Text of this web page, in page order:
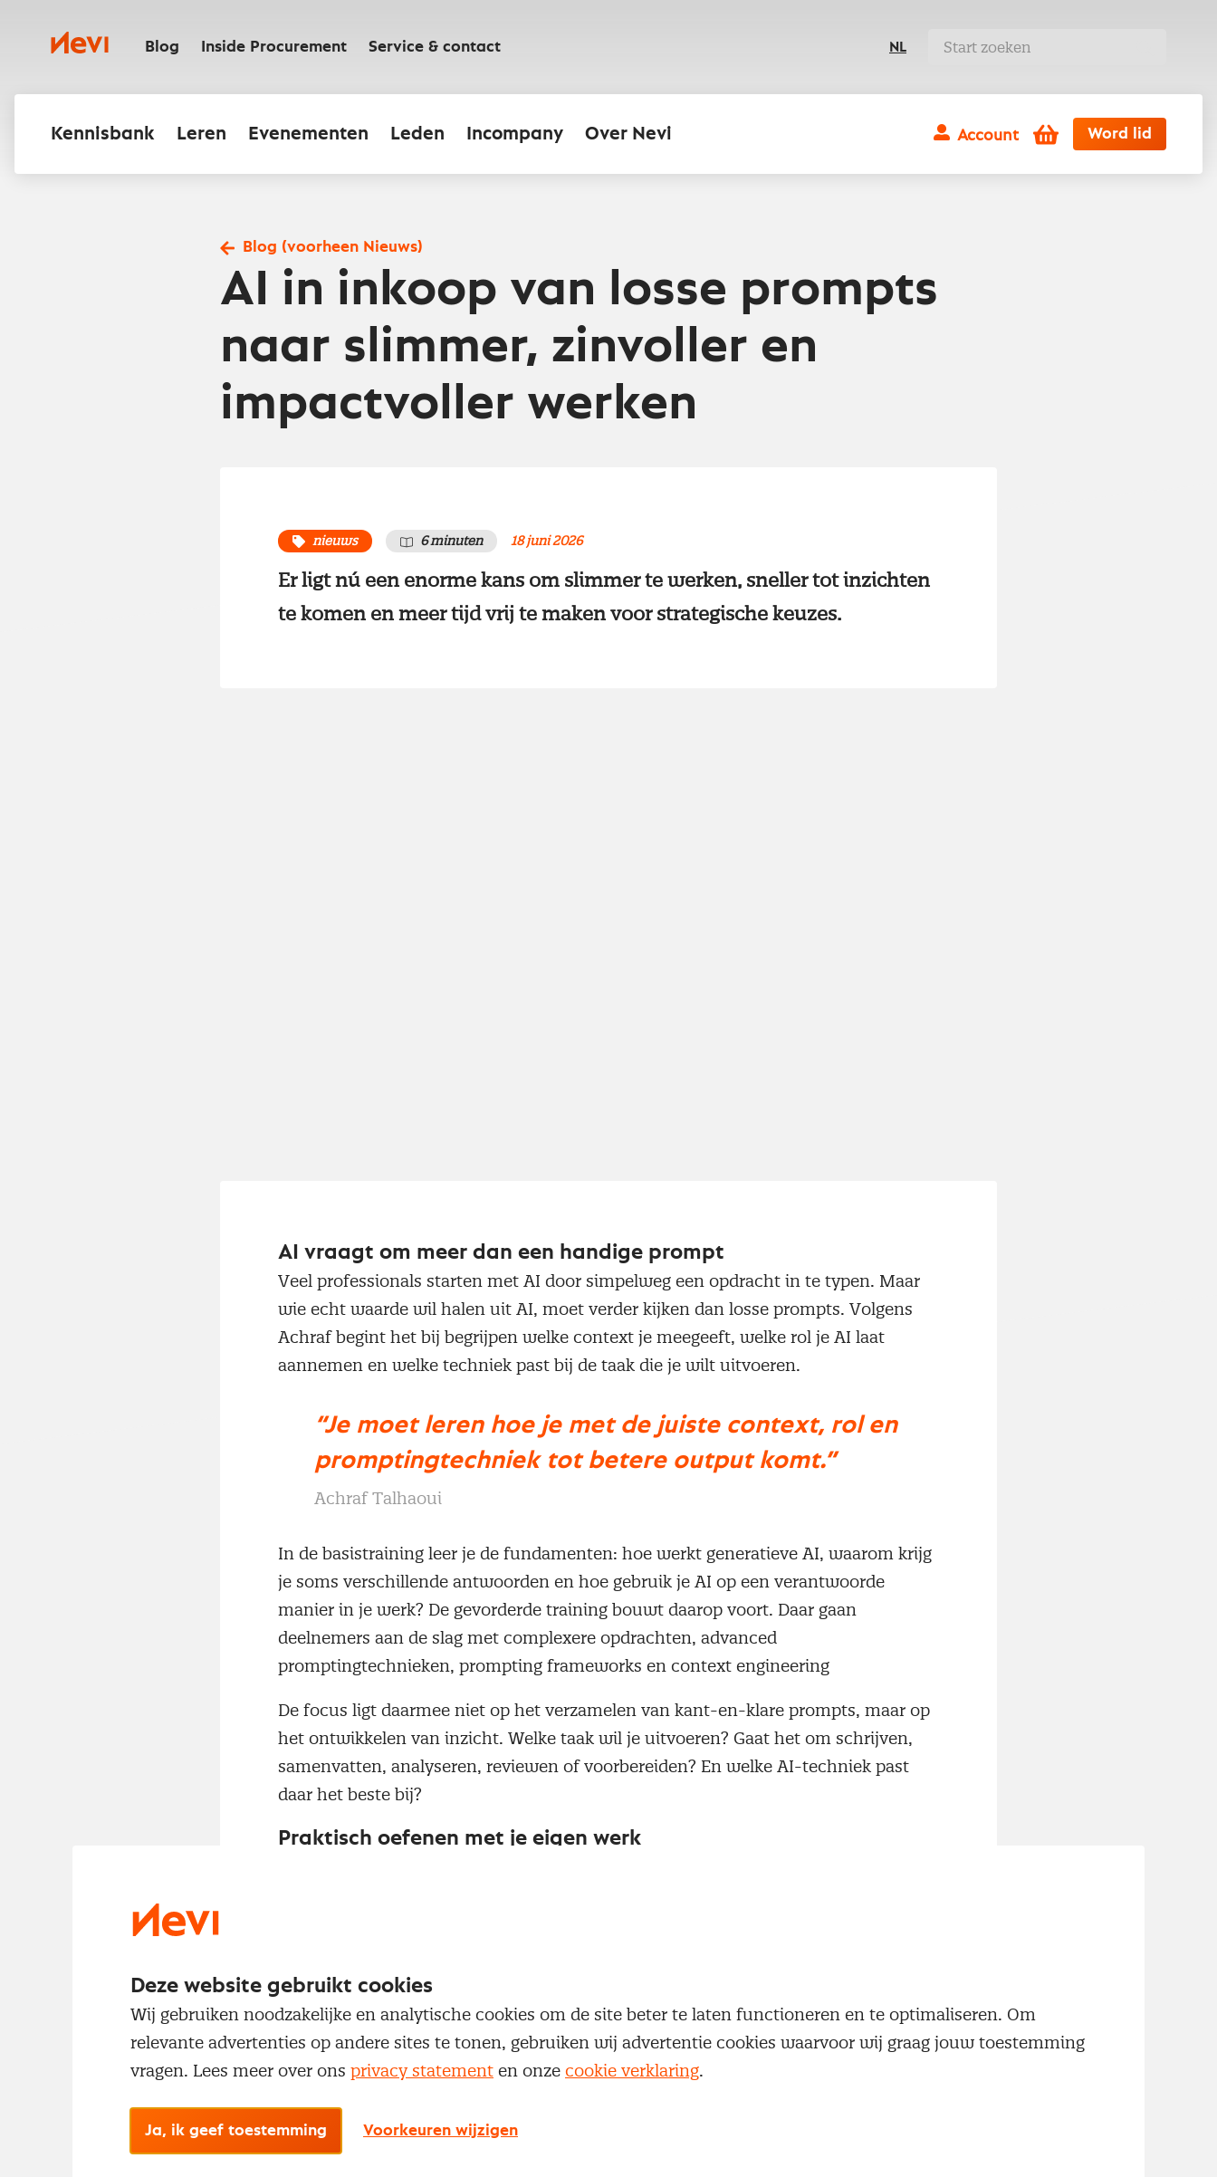
inhoudNevi Blog Inside Procurement Service & contact NL
Kennisbank Leren Evenementen Leden Incompany Over Nevi Account Winkelwagen
Word lid
Blog (voorheen Nieuws)
AI in inkoop van losse prompts
naar slimmer, zinvoller en
impactvoller werken
nieuws 6 minuten 18 juni 2026
Er ligt nú een enorme kans om slimmer te werken, sneller tot inzichten
te komen en meer tijd vrij te maken voor strategische keuzes.
AI vraagt om meer dan een handige prompt
Veel professionals starten met AI door simpelweg een opdracht in te typen. Maar
wie echt waarde wil halen uit AI, moet verder kijken dan losse prompts. Volgens
Achraf begint het bij begrijpen welke context je meegeeft, welke rol je AI laat
aannemen en welke techniek past bij de taak die je wilt uitvoeren.
“Je moet leren hoe je met de juiste context, rol en
promptingtechniek tot betere output komt.”
Achraf Talhaoui
In de basistraining leer je de fundamenten: hoe werkt generatieve AI, waarom krijg
je soms verschillende antwoorden en hoe gebruik je AI op een verantwoorde
manier in je werk? De gevorderde training bouwt daarop voort. Daar gaan
deelnemers aan de slag met complexere opdrachten, advanced
promptingtechnieken, prompting frameworks en context engineering
De focus ligt daarmee niet op het verzamelen van kant-en-klare prompts, maar op
het ontwikkelen van inzicht. Welke taak wil je uitvoeren? Gaat het om schrijven,
samenvatten, analyseren, reviewen of voorbereiden? En welke AI-techniek past
daar het beste bij?
Praktisch oefenen met je eigen werk
organisatiedoelen te vertalen naar je inkoopstrategie.
“We vragen deelnemers: bedenk een taak die je deze week toch al moet uitvoeren.
Welke promptingtechniek past daarbij?” Die aanpak helpt deelnemers om AI direct
te koppelen aan hun dagelijkse praktijk. Daarmee ontstaat meer grip op de output
én meer vertrouwen in het gebruik van AI.
In de gevorderde training wordt die toepassing verder verdiept. De oefeningen zijn
Deze website gebruikt cookies
Wij gebruiken noodzakelijke en analytische cookies om de site beter te laten functioneren en te optimaliseren. Om
relevante advertenties op andere sites te tonen, gebruiken wij advertentie cookies waarvoor wij graag jouw toestemming
vragen. Lees meer over ons privacy statement en onze cookie verklaring.
Ja, ik geef toestemming Voorkeuren wijzigen